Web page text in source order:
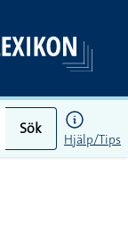
Sök
Hjälp/Tips